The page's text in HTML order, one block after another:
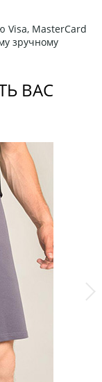
Visa, MasterCard
зручному
ВАС